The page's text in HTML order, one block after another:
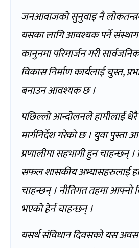
जनआवाजको सुनुवाइ नै
यसका लागि आवश्यक पर्ने
कानुनमा परिमार्जन गरी
विकास निर्माण कार्यलाई चुस्त,
बनाउन आवश्यक छ ।
पछिल्लो आन्दोलनले हामीलाई धेरै
मार्गनिर्देश गरेको छ । युवा
प्रणालीमा सहभागी हुन चाहन्छन्
सफल शासकीय अभ्यासहरुलाई
चाहन्छन् । नीतिगत तहमा आफ्नो
भएको हेर्न चाहन्छन् ।
यसर्थ संविधान दिवसको यस